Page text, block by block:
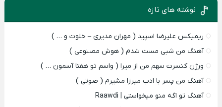
نوشته های تازه
ریمیکس علیرضا اسپید ( مهران مدیری – خلوت و … )
آهنگ من شبی مست شدم ( هوش مصنوعی )
ورژن کنسرت سهم من از میرا ( واسم تو هفتا آسمون … )
آهنگ من پسر با ادب میرزا مشیرم ( صوتی )
آهنگ تو اگه منو میخواستی | Raawdi